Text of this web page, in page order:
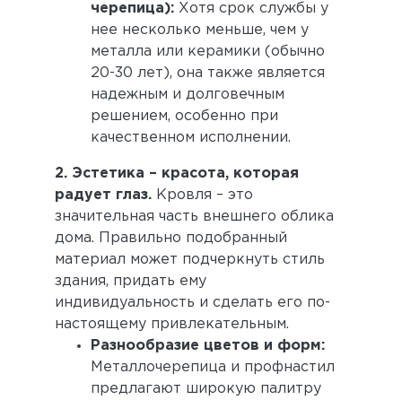
черепица): Хотя срок службы у
нее несколько меньше, чем у
металла или керамики (обычно
20-30 лет), она также является
надежным и долговечным
решением, особенно при
качественном исполнении.
2. Эстетика – красота, которая
радует глаз. Кровля – это
значительная часть внешнего облика
дома. Правильно подобранный
материал может подчеркнуть стиль
здания, придать ему
индивидуальность и сделать его по-
настоящему привлекательным.
Разнообразие цветов и форм:
Металлочерепица и профнастил
предлагают широкую палитру